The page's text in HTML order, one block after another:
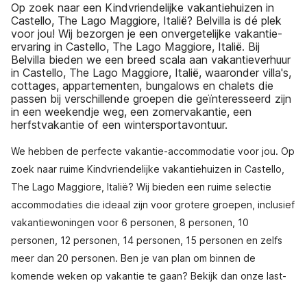
Op zoek naar een Kindvriendelijke vakantiehuizen in
Castello, The Lago Maggiore, Italië? Belvilla is dé plek
voor jou! Wij bezorgen je een onvergetelijke vakantie-
ervaring in Castello, The Lago Maggiore, Italië. Bij
Belvilla bieden we een breed scala aan vakantieverhuur
in Castello, The Lago Maggiore, Italië, waaronder villa's,
cottages, appartementen, bungalows en chalets die
passen bij verschillende groepen die geïnteresseerd zijn
in een weekendje weg, een zomervakantie, een
herfstvakantie of een wintersportavontuur.
We hebben de perfecte vakantie-accommodatie voor jou. Op
zoek naar ruime Kindvriendelijke vakantiehuizen in Castello,
The Lago Maggiore, Italië? Wij bieden een ruime selectie
accommodaties die ideaal zijn voor grotere groepen, inclusief
vakantiewoningen voor 6 personen, 8 personen, 10
personen, 12 personen, 14 personen, 15 personen en zelfs
meer dan 20 personen. Ben je van plan om binnen de
komende weken op vakantie te gaan? Bekijk dan onze last-